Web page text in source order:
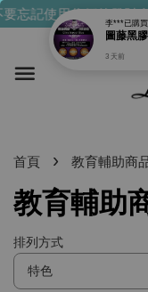
忘記使用你們的發財金
首頁 › 教育輔助商
教育輔助
排列方式
李***已購
圖藤黑
3 天前